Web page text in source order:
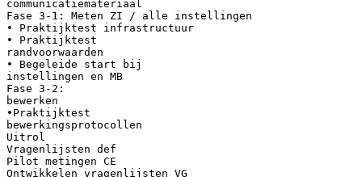
communicatiemateriaal
Fase 3-1: Meten ZI / alle instellingen
• Praktijktest infrastructuur
• Praktijktest
randvoorwaarden
• Begeleide start bij
instellingen en MB
Fase 3-2:
bewerken
•Praktijktest
bewerkingsprotocollen
Uitrol
Vragenlijsten def
Pilot metingen CE
Ontwikkelen vragenlijsten VG